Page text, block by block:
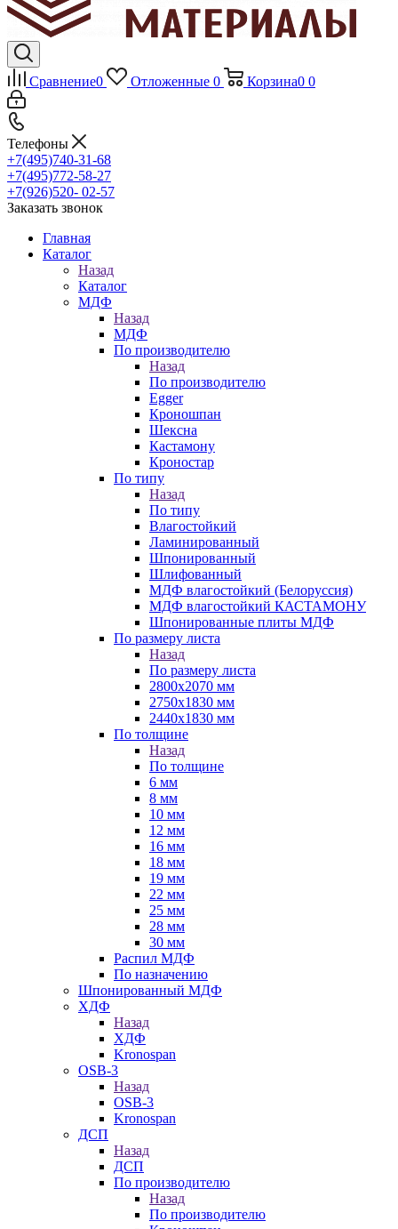
Сравнение0 Отложенные 0 Корзина0 0
Телефоны
+7(495)740-31-68
+7(495)772-58-27
+7(926)520- 02-57
Заказать звонок
Главная
Каталог
Назад
Каталог
МДФ
Назад
МДФ
По производителю
Назад
По производителю
Egger
Кроношпан
Шексна
Кастамону
Кроностар
По типу
Назад
По типу
Влагостойкий
Ламинированный
Шпонированный
Шлифованный
МДФ влагостойкий (Белоруссия)
МДФ влагостойкий КАСТАМОНУ
Шпонированные плиты МДФ
По размеру листа
Назад
По размеру листа
2800х2070 мм
2750х1830 мм
2440х1830 мм
По толщине
Назад
По толщине
6 мм
8 мм
10 мм
12 мм
16 мм
18 мм
19 мм
22 мм
25 мм
28 мм
30 мм
Распил МДФ
По назначению
Шпонированный МДФ
ХДФ
Назад
ХДФ
Kronospan
OSB-3
Назад
OSB-3
Kronospan
ДСП
Назад
ДСП
По производителю
Назад
По производителю